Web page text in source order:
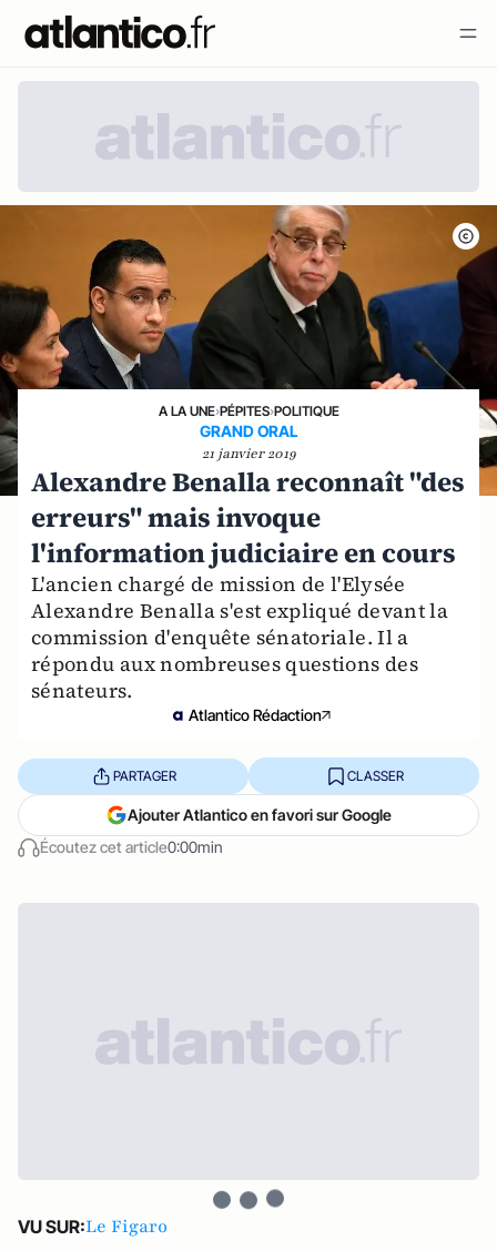
A LA UNE›PÉPITES›POLITIQUE
GRAND ORAL
21 janvier 2019
Alexandre Benalla reconnaît "des
erreurs" mais invoque
l'information judiciaire en cours
L'ancien chargé de mission de l'Elysée
Alexandre Benalla s'est expliqué devant la
commission d'enquête sénatoriale. Il a
répondu aux nombreuses questions des
sénateurs.
Atlantico Rédaction
Écoutez cet article0:00min
PARTAGER CLASSER
Ajouter Atlantico en favori sur Google
VU SUR:Le Figaro